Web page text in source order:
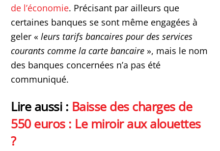
de l’économie. Précisant par ailleurs que
certaines banques se sont même engagées à
geler «leurs tarifs bancaires pour des services
courants comme la carte bancaire », mais le nom
des banques concernées n’a pas été
communiqué.
Lire aussi : Baisse des charges de
550 euros : Le miroir aux alouettes
?